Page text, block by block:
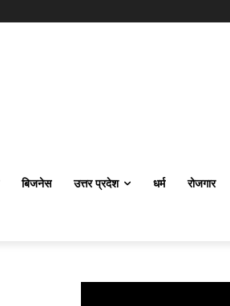
बिजनेस उत्तर प्रदेश धर्म रोजगार